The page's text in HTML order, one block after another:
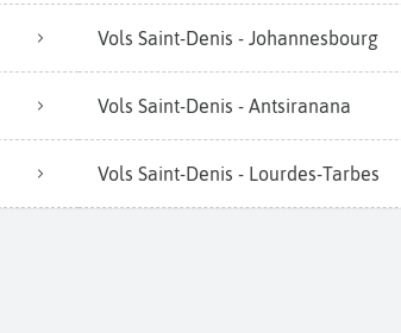
Vols Saint-Denis - Johannesbourg
Vols Saint-Denis - Antsiranana
Vols Saint-Denis - Lourdes-Tarbes